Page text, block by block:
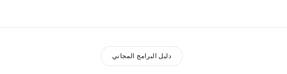
وظائف
دليل البرامج المجاني